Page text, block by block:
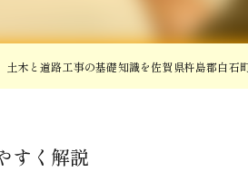
土木と道路工事の基礎知識を佐賀県杵島郡白石
すく解説